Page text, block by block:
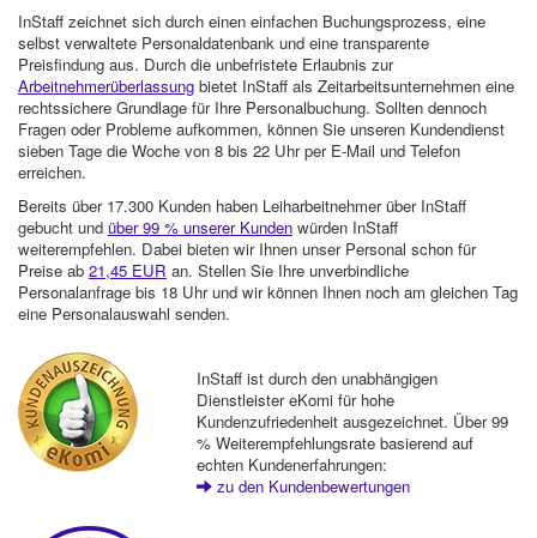
InStaff zeichnet sich durch einen einfachen Buchungsprozess, eine
selbst verwaltete Personaldatenbank und eine transparente
Preisfindung aus. Durch die unbefristete Erlaubnis zur
Arbeitnehmerüberlassung bietet InStaff als Zeitarbeitsunternehmen eine
rechtssichere Grundlage für Ihre Personalbuchung. Sollten dennoch
Fragen oder Probleme aufkommen, können Sie unseren Kundendienst
sieben Tage die Woche von 8 bis 22 Uhr per E-Mail und Telefon
erreichen.
Bereits über 17.300 Kunden haben Leiharbeitnehmer über InStaff
gebucht und über 99 % unserer Kunden würden InStaff
weiterempfehlen. Dabei bieten wir Ihnen unser Personal schon für
Preise ab 21,45 EUR an. Stellen Sie Ihre unverbindliche
Personalanfrage bis 18 Uhr und wir können Ihnen noch am gleichen Tag
eine Personalauswahl senden.
InStaff ist durch den unabhängigen
Dienstleister eKomi für hohe
Kundenzufriedenheit ausgezeichnet. Über 99
% Weiterempfehlungsrate basierend auf
echten Kundenerfahrungen:
zu den Kundenbewertungen